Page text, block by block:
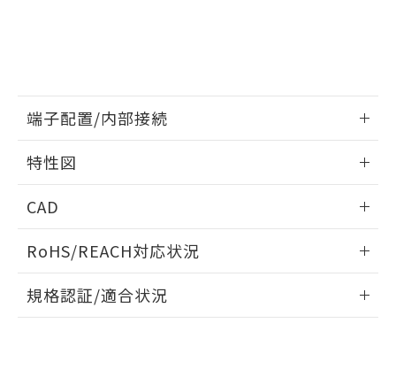
端子配置/内部接続
端子配置/内部接続
特性図
開閉容量
CAD
ドすることができます。
ログイン/会員登録
RoHS/REACH対応状況
EU RoHS 注意事項・凡例
規格認証/適合状況
欄に対応日を記載しておりました。
既に当社にて対応品への在庫切替を完了
していることから、特段のことがない限
り、2022年1月12日より割愛しておりま
す。